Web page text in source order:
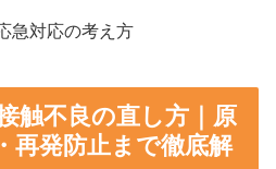
急対応の考え方
触不良の直し方｜原
再発防止まで徹底解